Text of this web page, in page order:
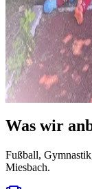
14. Juli 2026
Ausblick: Das
Die Ligeneinteilung
Juli daheim gegen
Alle News &
Was wir
Fußball,
Miesbach.